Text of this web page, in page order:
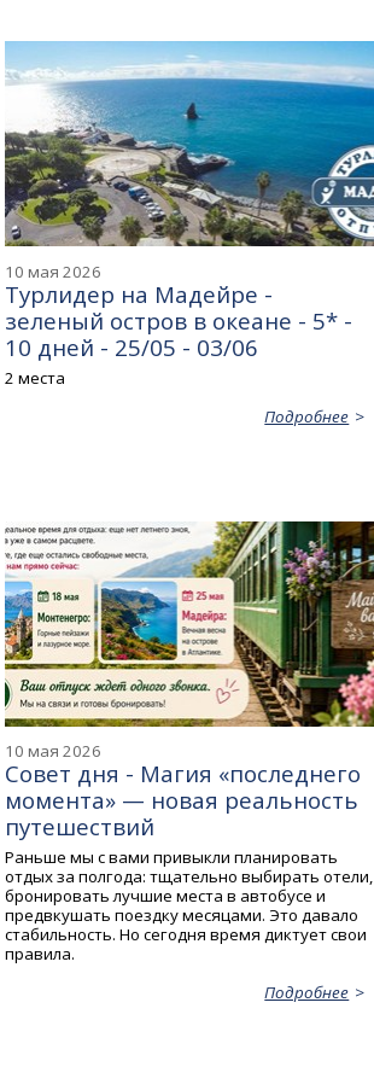
10 мая 2026
Турлидер на Мадейре -
зеленый остров в океане - 5* -
10 дней - 25/05 - 03/06
2 места
Подробнее
10 мая 2026
Совет дня - Магия «последнего
момента» — новая реальность
путешествий
Раньше мы с вами привыкли планировать
отдых за полгода: тщательно выбирать отели,
бронировать лучшие места в автобусе и
предвкушать поездку месяцами. Это давало
стабильность. Но сегодня время диктует свои
правила.
Подробнее